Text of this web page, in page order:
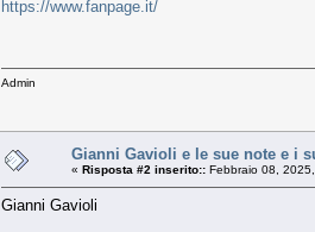
https://www.fanpage.it/
Admin
Gianni Gavioli e le sue note e i
« Risposta #2 inserito:: Febbraio 08,
Gianni Gavioli